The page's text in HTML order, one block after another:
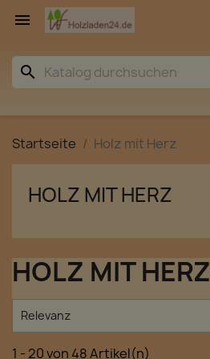

search
Startseite Holz mit Herz
HOLZ MIT HERZ
HOLZ MIT HERZ
Relevanz
1 - 20 von 48 Artikel(n)